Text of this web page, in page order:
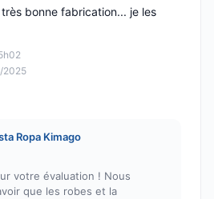
2025
bonne fabrication... je les
Ropa Kimago
votre évaluation ! Nous
que les robes et la